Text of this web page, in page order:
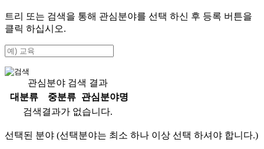
트리 또는 검색을 통해 관심분야를 선택 하신 후 등록 버튼을
클릭 하십시오.
관심분야 검색 결과
대분류
중분류
관심분야명
검색결과가 없습니다.
선택된 분야 (선택분야는 최소 하나 이상 선택 하셔야 합니다.)